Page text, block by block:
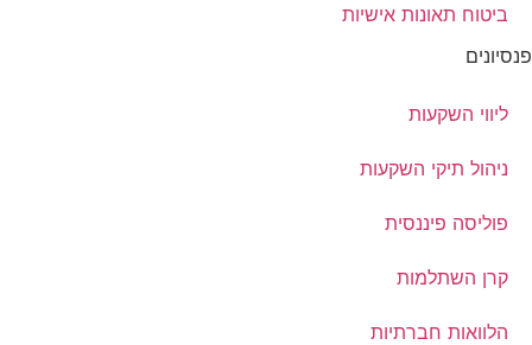
ביטוח תאונות אישיות
פנסיונים
ליווי השקעות
ניהול תיקי השקעות
פוליסה פיננסית
קרן השתלמות
הלוואות חברתיות